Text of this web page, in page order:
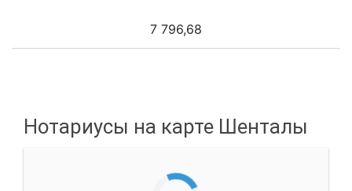
7 796,68
Нотариусы на карте Шенталы